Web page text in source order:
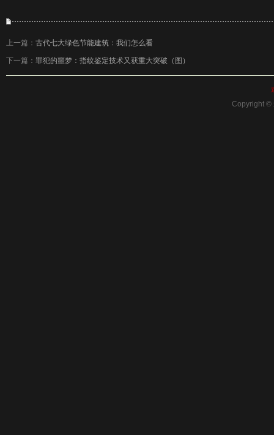
上一篇： 古代七大绿色节能建筑：我们怎么看
下一篇： 罪犯的噩梦：指纹鉴定技术又获重大突破（图）
Copyright